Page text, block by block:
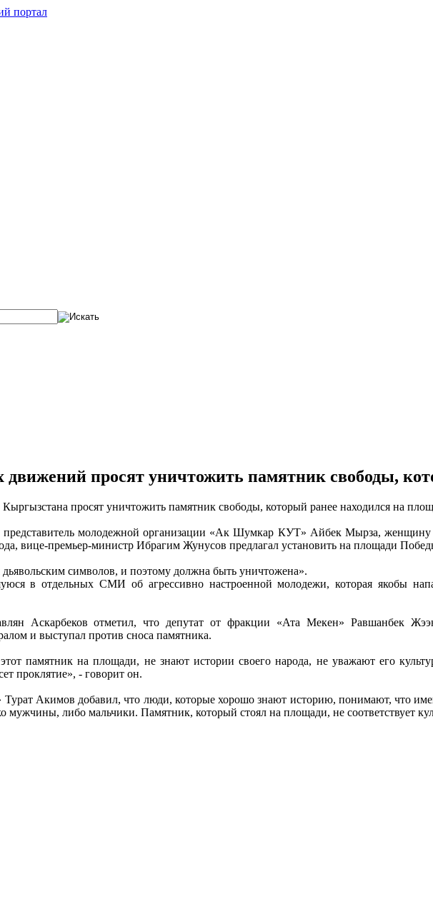
просят уничтожить памятник свободы,
просят уничтожить памятник свободы, который ранее находился на
представитель молодежной организации «Ак Шумкар КУТ» Айбек Мырза,
вице-премьер-министр Ибрагим Жунусов предлагал установить на площади
дьявольским символов, и поэтому должна быть уничтожена».
в отдельных СМИ об агрессивно настроенной молодежи, которая якобы
Аскарбеков отметил, что депутат от фракции «Ата Мекен» Равшанбек
и выступал против сноса памятника.
памятник на площади, не знают истории своего народа, не уважают его
проклятие», - говорит он.
Турат Акимов добавил, что люди, которые хорошо знают историю, понимают, что
мужчины, либо мальчики. Памятник, который стоял на площади, не соответствует